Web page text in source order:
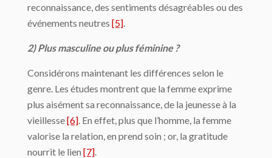
reconnaissance, des sentiments désagréables ou des
événements neutres [5]
2) Plus masculine ou plus féminine ?
Considérons maintenant les différences selon le
genre. Les études montrent que la femme exprime
plus aisément sa reconnaissance, de la jeunesse à la
vieillesse[6] . En effet, plus que l’homme, la femme
valorise la relation, en prend soin ; or, la gratitude
nourrit le lien [7]